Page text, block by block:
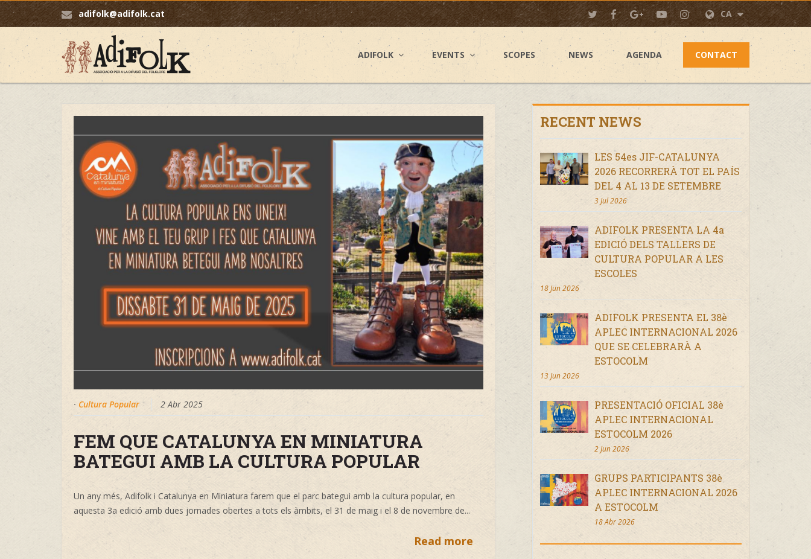
adifolk@adifolk.cat CA
ADIFOLK EVENTS SCOPES NEWS AGENDA CONTACT
· Cultura Popular 2 Abr 2025
FEM QUE CATALUNYA EN MINIATURA
BATEGUI AMB LA CULTURA POPULAR
Un any més, Adifolk i Catalunya en Miniatura farem que el parc bategui amb la cultura popular, en
aquesta 3a edició amb dues jornades obertes a tots els àmbits, el 31 de maig i el 8 de novembre de...
Read more
RECENT NEWS
LES 54es JIF-CATALUNYA
2026 RECORRERÀ TOT EL PAÍS
DEL 4 AL 13 DE SETEMBRE
3 Jul 2026
ADIFOLK PRESENTA LA 4a
EDICIÓ DELS TALLERS DE
CULTURA POPULAR A LES
ESCOLES
18 Jun 2026
ADIFOLK PRESENTA EL 38è
APLEC INTERNACIONAL 2026
QUE SE CELEBRARÀ A
ESTOCOLM
13 Jun 2026
PRESENTACIÓ OFICIAL 38è
APLEC INTERNACIONAL
ESTOCOLM 2026
2 Jun 2026
GRUPS PARTICIPANTS 38è
APLEC INTERNACIONAL 2026
A ESTOCOLM
18 Abr 2026